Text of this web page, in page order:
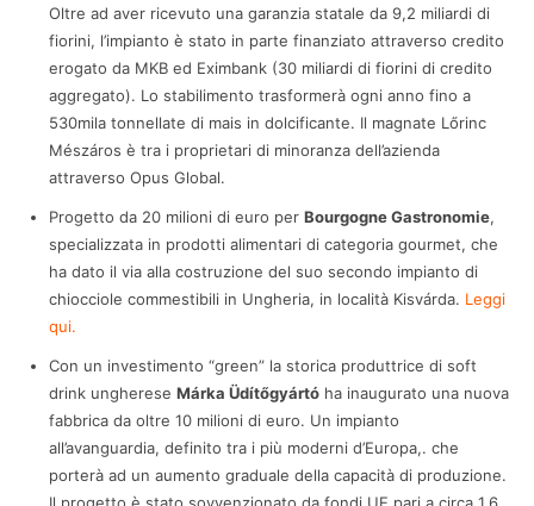
Oltre ad aver ricevuto una garanzia statale da 9,2 miliardi di
fiorini, l’impianto è stato in parte finanziato attraverso credito
erogato da MKB ed Eximbank (30 miliardi di fiorini di credito
aggregato). Lo stabilimento trasformerà ogni anno fino a
530mila tonnellate di mais in dolcificante. Il magnate Lőrinc
Mészáros è tra i proprietari di minoranza dell’azienda
attraverso Opus Global.
Progetto da 20 milioni di euro per Bourgogne Gastronomie,
specializzata in prodotti alimentari di categoria gourmet, che
ha dato il via alla costruzione del suo secondo impianto di
chiocciole commestibili in Ungheria, in località Kisvárda. Leggi
qui.
Con un investimento “green” la storica produttrice di soft
drink ungherese Márka Üdítőgyártó ha inaugurato una nuova
fabbrica da oltre 10 milioni di euro. Un impianto
all’avanguardia, definito tra i più moderni d’Europa,. che
porterà ad un aumento graduale della capacità di produzione.